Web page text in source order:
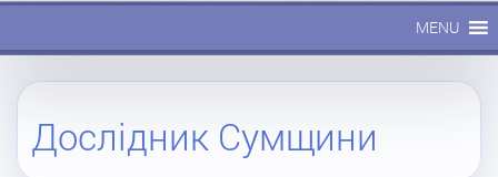
MENU
Дослідник Cумщини